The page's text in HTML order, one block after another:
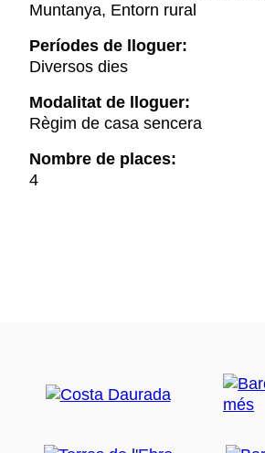
Muntanya, Entorn rural
Períodes de lloguer:
Diversos dies
Modalitat de lloguer:
Règim de casa sencera
Nombre de places:
4